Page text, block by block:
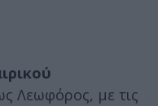
Λεωφόρος, με τις